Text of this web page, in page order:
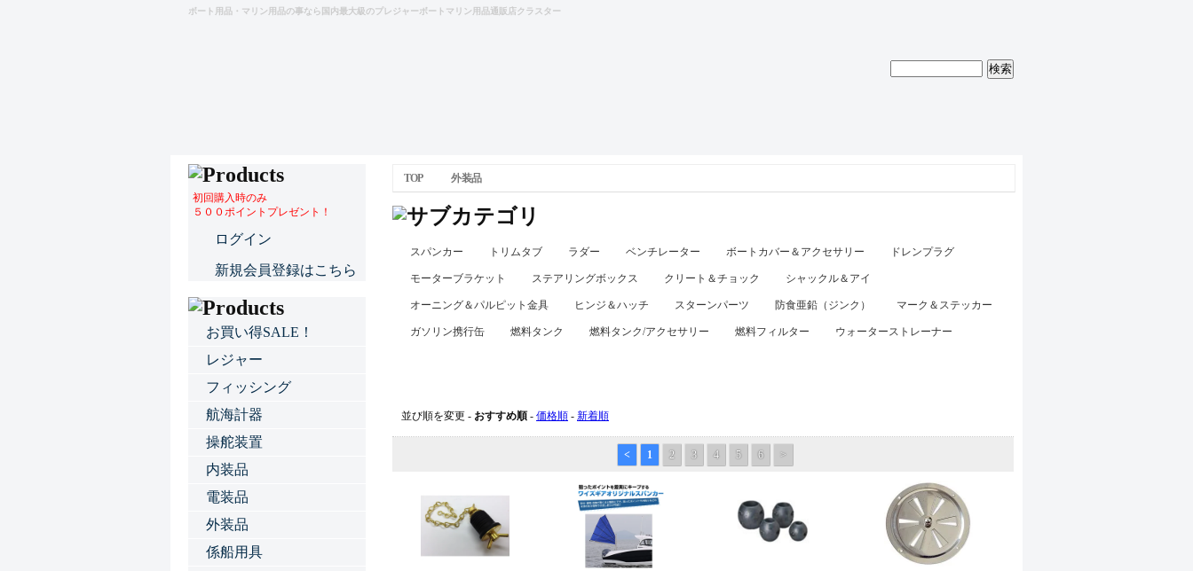
ボート用品・マリン用品の事なら国内最大級のプレジャーボートマリン用品通販店クラスター
TOP 外装品
スパンカー トリムタブ ラダー ベンチレーター ボートカバー＆アクセサリー ドレンプラグ
モーターブラケット ステアリングボックス クリート＆チョック シャックル＆アイ
オーニング＆パルピット金具 ヒンジ＆ハッチ スターンパーツ 防食亜鉛（ジンク） マーク＆ステッカー
ガソリン携行缶 燃料タンク 燃料タンク/アクセサリー 燃料フィルター ウォーターストレーナー
並び順を変更 - おすすめ順 - 価格順 - 新着順
< 1 2 3 4 5 6 >
初回購入時のみ
５００ポイントプレゼント！
ログイン
新規会員登録はこちら
お買い得SALE！
レジャー
フィッシング
航海計器
操舵装置
内装品
電装品
外装品
係船用具